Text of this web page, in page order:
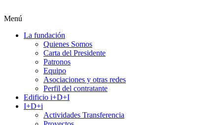
Menú
La fundación
Quienes Somos
Carta del Presidente
Patronos
Equipo
Asociaciones y otras redes
Perfil del contratante
Edificio i+D+I
I+D+i
Actividades Transferencia